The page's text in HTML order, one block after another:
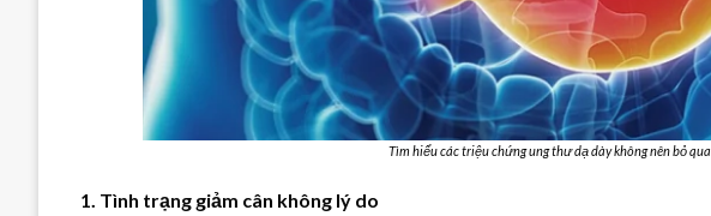
Tìm hiểu các triệu chứng ung thư dạ dày không nên bỏ qua
1. Tình trạng giảm cân không lý do